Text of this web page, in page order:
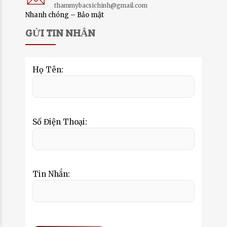
thammybacsichinh@gmail.com
Nhanh chóng – Bảo mật
GỬI TIN NHẮN
Họ Tên:
Số Điện Thoại:
Tin Nhắn: